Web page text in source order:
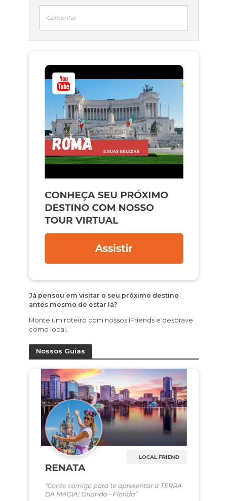
Comentar
Já pensou em visitar o seu próximo destino
antes mesmo de estar lá?
Monte um roteiro com nossos iFriends e desbrave
como local.
Nossos Guias